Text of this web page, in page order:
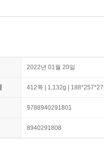
2022년 01월 20일
412쪽 | 1,132g |
9788940291801
8940291808